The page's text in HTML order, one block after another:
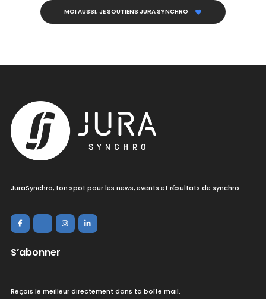
MOI AUSSI, JE SOUTIENS JURA SYNCHRO
JuraSynchro, ton spot pour les news, events et résultats de synchro.
S’abonner
Reçois le meilleur directement dans ta boîte mail.